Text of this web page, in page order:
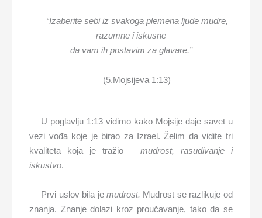
“Izaberite sebi iz svakoga plemena ljude mudre,
razumne i iskusne
da vam ih postavim za glavare.”
(5.Mojsijeva 1:13)
U poglavlju 1:13 vidimo kako Mojsije daje savet u
vezi vođa koje je birao za Izrael. Želim da vidite tri
kvaliteta koja je tražio –mudrost, rasuđivanje i
iskustvo.
Prvi uslov bila je mudrost. Mudrost se razlikuje od
znanja. Znanje dolazi kroz proučavanje, tako da se